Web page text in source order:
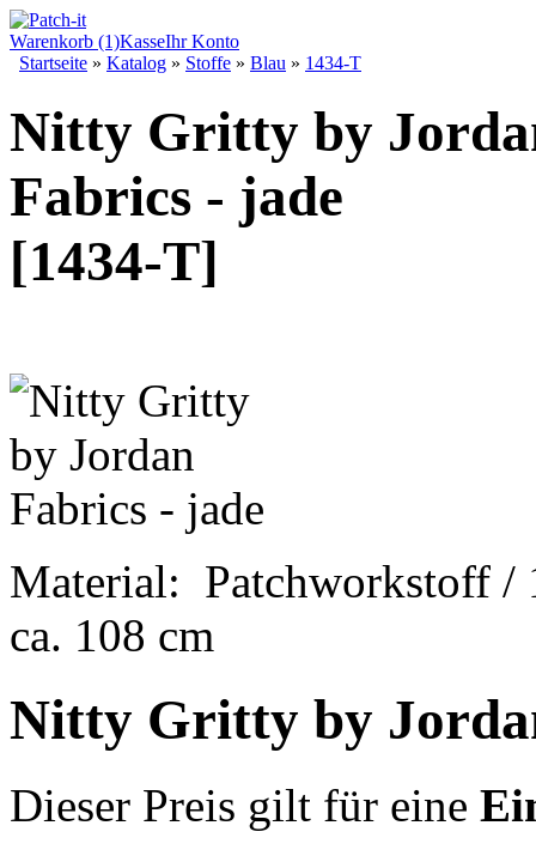
Warenkorb (1)KasseIhr Konto
Startseite » Katalog » Stoffe » Blau » 1434-T
Nitty Gritty by
Fabrics - jade
[1434-T]
Material: Patchworkstoff /
ca. 108 cm
Nitty Gritty by
Dieser Preis gilt für eine